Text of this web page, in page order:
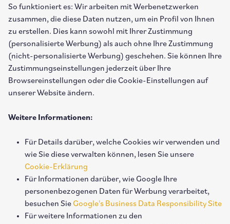
So funktioniert es: Wir arbeiten mit Werbenetzwerken
zusammen, die diese Daten nutzen, um ein Profil von Ihnen
zu erstellen. Dies kann sowohl mit Ihrer Zustimmung
(personalisierte Werbung) als auch ohne Ihre Zustimmung
(nicht-personalisierte Werbung) geschehen. Sie können Ihre
Zustimmungseinstellungen jederzeit über Ihre
Browsereinstellungen oder die Cookie-Einstellungen auf
unserer Website ändern.
Weitere Informationen:
Für Details darüber, welche Cookies wir verwenden und
wie Sie diese verwalten können, lesen Sie unsere
Cookie-Erklärung
Für Informationen darüber, wie Google Ihre
personenbezogenen Daten für Werbung verarbeitet,
besuchen SieGoogle's Business Data Responsibility Site
Für weitere Informationen zu den